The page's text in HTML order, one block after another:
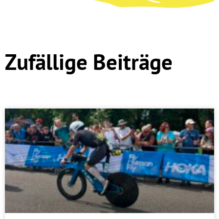
Zufällige Beiträge